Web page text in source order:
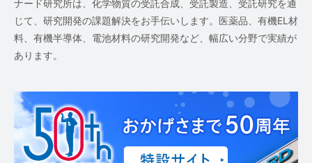
ナード研究所は、化学物質の受託合成、受託製造、受託研究を通
じて、研究開発の課題解決をお手伝いします。 医薬品、有機EL材
料、有機半導体、電池材料の研究開発など、幅広い分野で実績が
あります。